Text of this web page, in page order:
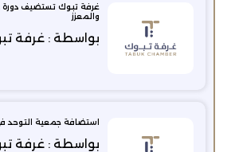
غرفة تبوك تستضيف دورة
والمعزز
بواسطة : غرفة
استضافة جمعية التوحد
بواسطة : غرفة